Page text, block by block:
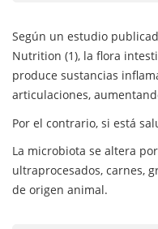
Según un estudio
Nutrition (1), la flora
produce sustancias
articulaciones,
Por el contrario, si está
La microbiota se altera
ultraprocesados, carnes,
de origen animal.